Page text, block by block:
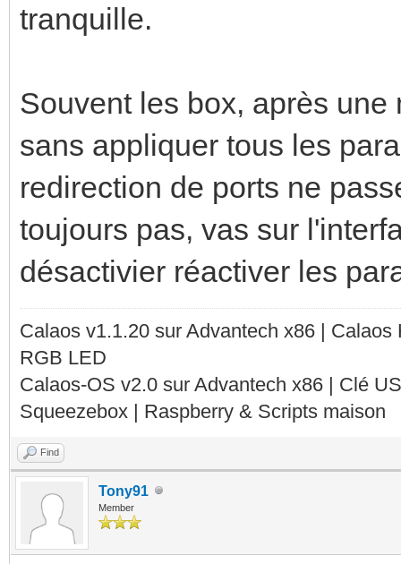
tranquille.
Souvent les box, après
sans appliquer tous les
redirection de ports ne
toujours pas, vas sur
désactivier réactiver les
Calaos v1.1.20 sur Advantech x86 |
RGB LED
Calaos-OS v2.0 sur Advantech x86 | Clé
Squeezebox | Raspberry & Scripts maison
Find
Tony91
Member